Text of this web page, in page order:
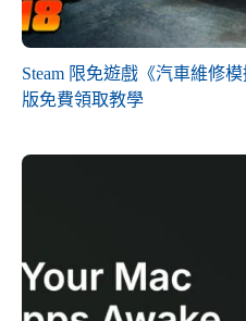
Steam 限免遊戲《汽車維修
版免費領取教學